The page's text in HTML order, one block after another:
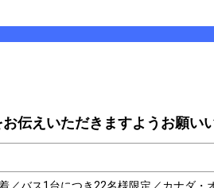
伝えいただきますようお願い
／バス1台につき22名様限定／カナダ・